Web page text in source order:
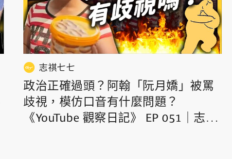
志祺七七
政治正確過頭？阿翰「阮月嬌」被罵
歧視，模仿口音有什麼問題？
《YouTube 觀察日記》 EP 051｜志祺